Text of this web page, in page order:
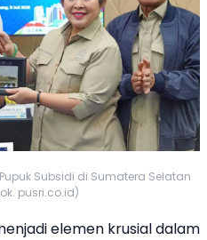
Pupuk Subsidi di Sumatera Selatan
pusri.co.id)
elemen krusial dalam